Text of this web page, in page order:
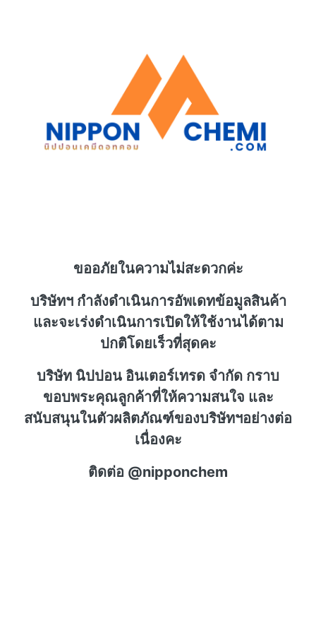
ขออภัยในความไม่สะดวกค่ะ
บริษัทฯ กำลังดำเนินการอัพเดทข้อมูลสินค้า
และจะเร่งดำเนินการเปิดให้ใช้งานได้ตาม
ปกติโดยเร็วที่สุดคะ
บริษัท นิปปอน อินเตอร์เทรด จำกัด กราบ
ขอบพระคุณลูกค้าที่ให้ความสนใจ และ
สนับสนุนในตัวผลิตภัณฑ์ของบริษัทฯอย่างต่อ
เนื่องคะ
ติดต่อ @nipponchem